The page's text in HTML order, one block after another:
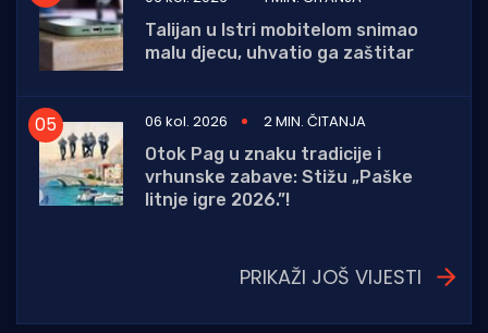
Talijan u Istri mobitelom snimao
malu djecu, uhvatio ga zaštitar
06 kol. 2026
2 MIN. ČITANJA
Otok Pag u znaku tradicije i
vrhunske zabave: Stižu „Paške
litnje igre 2026.”!
PRIKAŽI JOŠ VIJESTI